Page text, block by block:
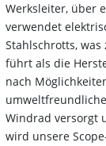
Werksleiter, über
verwendet
Stahlschrotts,
führt als die
nach
Windrad versorgt
wird unsere